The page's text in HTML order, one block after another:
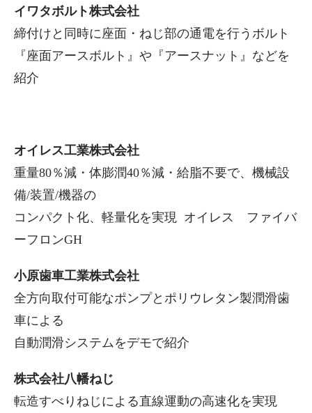
イワタボルト株式会社
締付けと同時に座面・ねじ部の通電を行うボルト
『座面アースボルト』や『アースナット』などを
紹介
オイレス工業株式会社
重量80％減・体膨潤40％減・給脂不要で、機械設
備/装置/機器の
コンパクト化、軽量化を実現 オイレス ファイバ
ーフロンGH
小原歯車工業株式会社
全方向取付可能なポンプとポリウレタン製潤滑歯
車による
自動潤滑システムをデモで紹介
株式会社八幡ねじ
転造すべりねじによる直線運動の高速化を実現